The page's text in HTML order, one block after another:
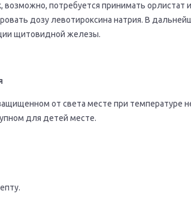
возможно, потребуется принимать орлистат
дозу левотироксина натрия. В
щитовидной железы.
от света месте при температуре
для детей месте.